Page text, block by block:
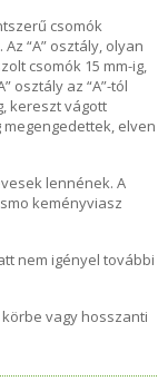
csomók
“A” osztály, olyan
csomók 15 mm-ig,
osztály az “A”-tól
kereszt vágott
elven
lennének. A
keményviasz
nem igényel további
vagy hosszanti